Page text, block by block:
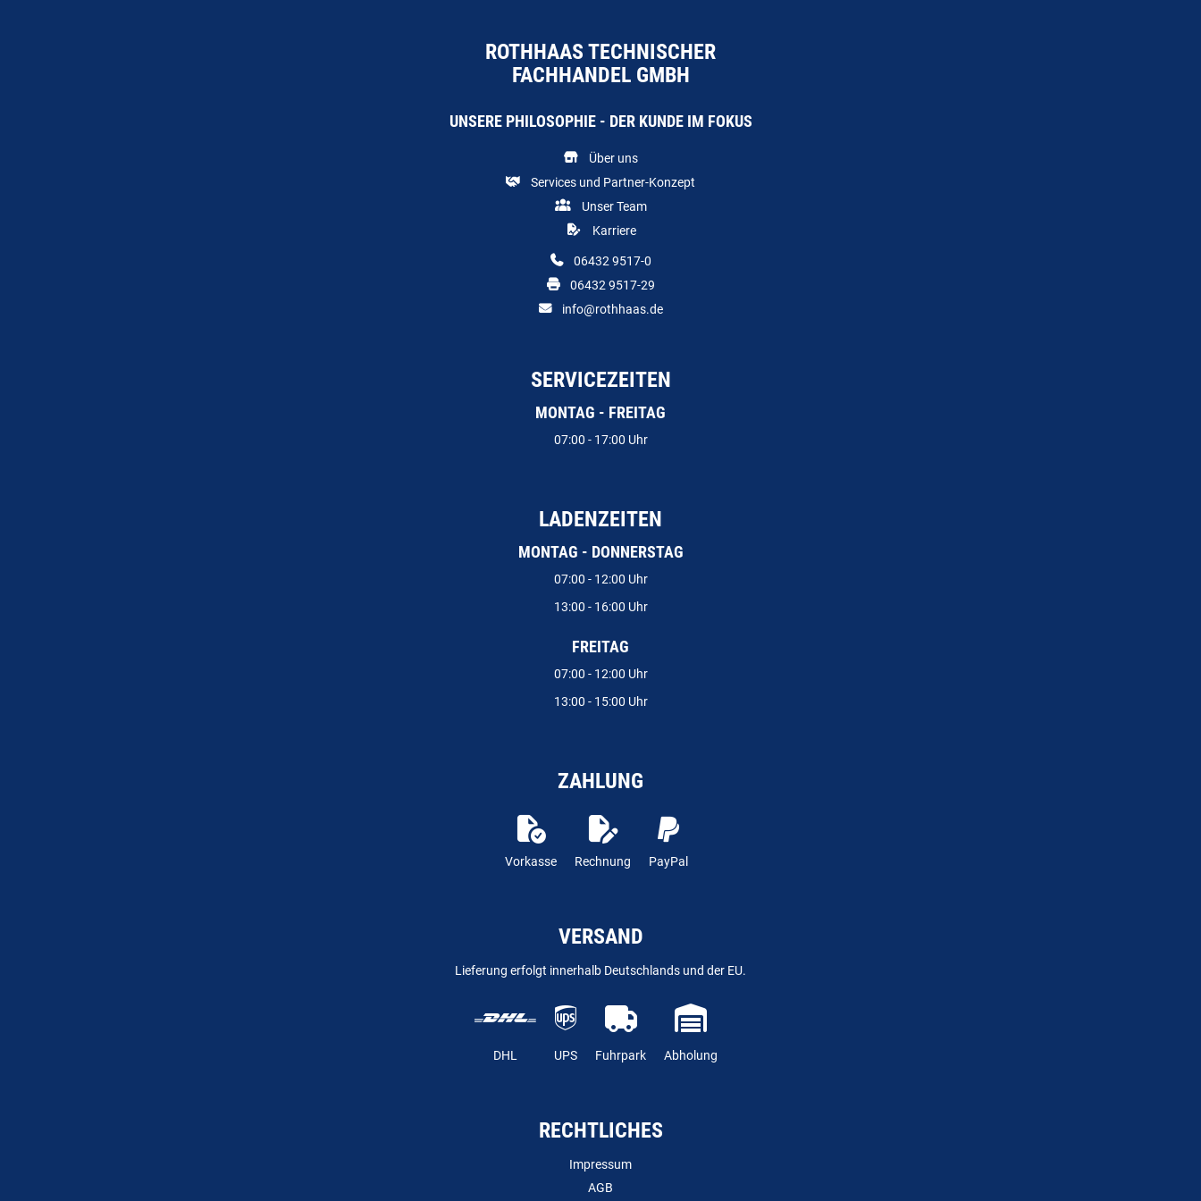
ROTHHAAS TECHNISCHER
FACHHANDEL GMBH
UNSERE PHILOSOPHIE - DER KUNDE IM FOKUS
Über uns
Services und Partner-Konzept
Unser Team
Karriere
06432 9517-0
06432 9517-29
info@rothhaas.de
SERVICEZEITEN
MONTAG - FREITAG
07:00 - 17:00 Uhr
LADENZEITEN
MONTAG - DONNERSTAG
07:00 - 12:00 Uhr
13:00 - 16:00 Uhr
FREITAG
07:00 - 12:00 Uhr
13:00 - 15:00 Uhr
ZAHLUNG
Vorkasse Rechnung PayPal
VERSAND
Lieferung erfolgt innerhalb Deutschlands und der EU.
DHL UPS Fuhrpark Abholung
RECHTLICHES
Impressum
AGB